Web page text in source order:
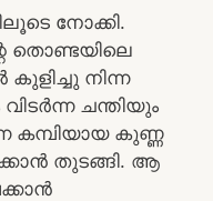
നോക്കി.
തൊണ്ടയിലെ
കുളിച്ചു നിന്ന
ചന്തിയും
കമ്പിയായ കുണ്ണ
തുടങ്ങി. ആ